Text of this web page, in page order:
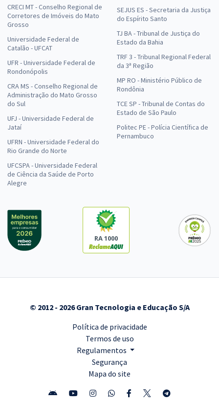
CRECI MT - Conselho Regional de
Corretores de Imóveis do Mato
Grosso
Universidade Federal de
Catalão - UFCAT
UFR - Universidade Federal de
Rondonópolis
CRA MS - Conselho Regional de
Administração do Mato Grosso
do Sul
UFJ - Universidade Federal de
Jataí
UFRN - Universidade Federal do
Rio Grande do Norte
UFCSPA - Universidade Federal
de Ciência da Saúde de Porto
Alegre
SEJUS ES - Secretaria da Justiça
do Espírito Santo
TJ BA - Tribunal de Justiça do
Estado da Bahia
TRF 3 - Tribunal Regional Federal
da 3ª Região
MP RO - Ministério Público de
Rondônia
TCE SP - Tribunal de Contas do
Estado de São Paulo
Politec PE - Polícia Científica de
Pernambuco
RA 1000
© 2012 - 2026 Gran Tecnologia e Educação S/A
Política de privacidade
Termos de uso
Regulamentos
Segurança
Mapa do site